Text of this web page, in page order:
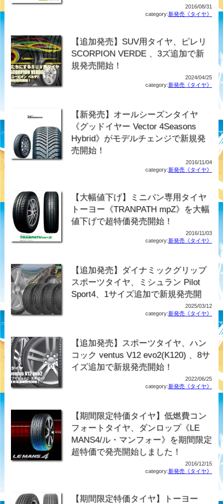
2016/08/31
category:新発売《タイヤ》
【追加発売】SUV用タイヤ、ピレリ
SCORPION VERDE 、3ズ追加で新
規発売開始！
2024/04/25
category:新発売《タイヤ》
【新発売】オールシーズンタイヤ
《グッドイヤー Vector 4Seasons
Hybrid》がモデルチェンジで新規発
売開始！
2016/11/04
category:新発売《タイヤ》
【大幅値下げ】ミニバン専用タイヤ
トーヨー《TRANPATH mpZ》を大幅
値下げで超特価発売開始！
2016/11/03
category:新発売《タイヤ》
【追加発売】ダイナミックグリップ
スポーツタイヤ、ミシュラン Pilot
Sport4、1サイズ追加で新規発売開
2025/03/12
category:新発売《タイヤ》
【追加発売】スポーツタイヤ、ハン
コック ventus V12 evo2(K120) 、8サ
イズ追加で新規発売開始！
2022/06/25
category:新発売《タイヤ》
【期間限定特価タイヤ】低燃費コン
フォートタイヤ、ダンロップ《LE
MANS4/ル・マンフォー》を期間限定
超特価で発売開始しました！
2016/12/15
category:新発売《タイヤ》
【期間限定特価タイヤ】トーヨー